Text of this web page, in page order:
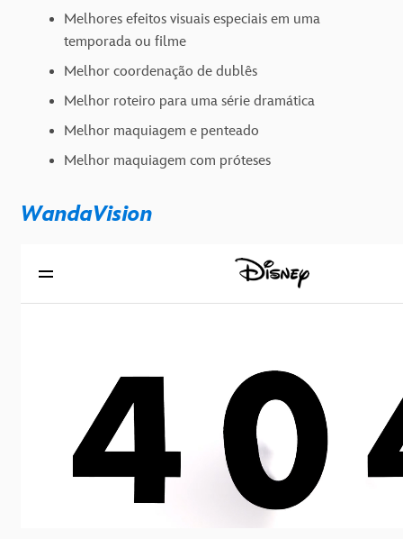
Melhores efeitos visuais especiais em uma
temporada ou filme
Melhor coordenação de dublês
Melhor roteiro para uma série dramática
Melhor maquiagem e penteado
Melhor maquiagem com próteses
WandaVision